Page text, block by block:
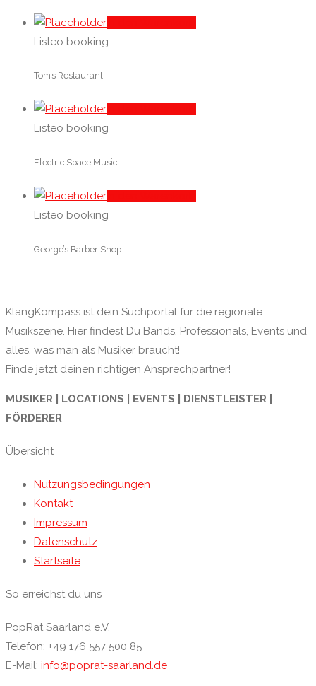
Listeo booking
Tom’s Restaurant
Listeo booking
Electric Space Music
Listeo booking
George’s Barber Shop
KlangKompass ist dein Suchportal für die regionale
Musikszene. Hier findest Du Bands, Professionals, Events und
alles, was man als Musiker braucht!
Finde jetzt deinen richtigen Ansprechpartner!
MUSIKER | LOCATIONS | EVENTS | DIENSTLEISTER |
FÖRDERER
Übersicht
Nutzungsbedingungen
Kontakt
Impressum
Datenschutz
Startseite
So erreichst du uns
PopRat Saarland e.V.
Telefon: +49 176 557 500 85
E-Mail: info@poprat-saarland.de